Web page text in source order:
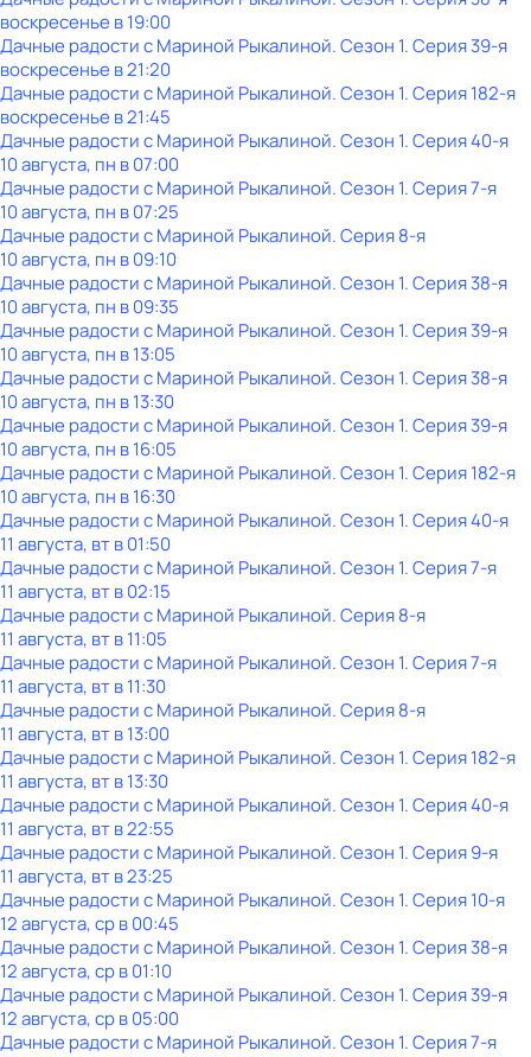
воскресенье в19:00
Дачные радости с Мариной Рыкалиной. Сезон 1. Серия 39-я
воскресенье в21:20
Дачные радости с Мариной Рыкалиной. Сезон 1. Серия 182-я
воскресенье в21:45
Дачные радости с Мариной Рыкалиной. Сезон 1. Серия 40-я
10 августа, пн в 07:00
Дачные радости с Мариной Рыкалиной. Сезон 1. Серия 7-я
10 августа, пн в 07:25
Дачные радости с Мариной Рыкалиной. Серия 8-я
10 августа, пн в 09:10
Дачные радости с Мариной Рыкалиной. Сезон 1. Серия 38-я
10 августа, пн в 09:35
Дачные радости с Мариной Рыкалиной. Сезон 1. Серия 39-я
10 августа, пн в 13:05
Дачные радости с Мариной Рыкалиной. Сезон 1. Серия 38-я
10 августа, пн в 13:30
Дачные радости с Мариной Рыкалиной. Сезон 1. Серия 39-я
10 августа, пн в 16:05
Дачные радости с Мариной Рыкалиной. Сезон 1. Серия 182-я
10 августа, пн в 16:30
Дачные радости с Мариной Рыкалиной. Сезон 1. Серия 40-я
11 августа, вт в 01:50
Дачные радости с Мариной Рыкалиной. Сезон 1. Серия 7-я
11 августа, вт в 02:15
Дачные радости с Мариной Рыкалиной. Серия 8-я
11 августа, вт в 11:05
Дачные радости с Мариной Рыкалиной. Сезон 1. Серия 7-я
11 августа, вт в 11:30
Дачные радости с Мариной Рыкалиной. Серия 8-я
11 августа, вт в 13:00
Дачные радости с Мариной Рыкалиной. Сезон 1. Серия 182-я
11 августа, вт в 13:30
Дачные радости с Мариной Рыкалиной. Сезон 1. Серия 40-я
11 августа, вт в 22:55
Дачные радости с Мариной Рыкалиной. Сезон 1. Серия 9-я
11 августа, вт в 23:25
Дачные радости с Мариной Рыкалиной. Сезон 1. Серия 10-я
12 августа, ср в 00:45
Дачные радости с Мариной Рыкалиной. Сезон 1. Серия 38-я
12 августа, ср в 01:10
Дачные радости с Мариной Рыкалиной. Сезон 1. Серия 39-я
12 августа, ср в 05:00
Дачные радости с Мариной Рыкалиной. Сезон 1. Серия 7-я